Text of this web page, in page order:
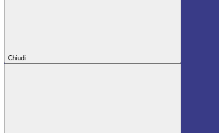
Chiudi